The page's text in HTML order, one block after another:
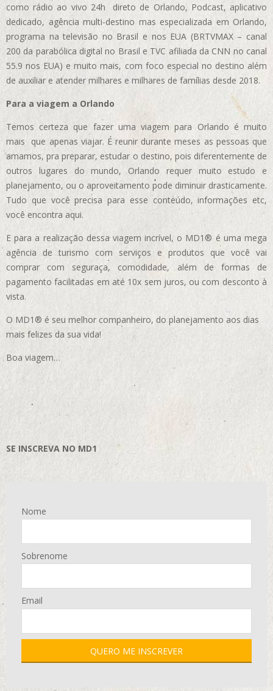
como rádio ao vivo 24h direto de Orlando, Podcast, aplicativo
dedicado, agência multi-destino mas especializada em Orlando,
programa na televisão no Brasil e nos EUA (BRTVMAX – canal
200 da parabólica digital no Brasil e TVC afiliada da CNN no canal
55.9 nos EUA) e muito mais, com foco especial no destino além
de auxiliar e atender milhares e milhares de famílias desde 2018.
Para a viagem a Orlando
Temos certeza que fazer uma viagem para Orlando é muito
mais que apenas viajar. É reunir durante meses as pessoas que
amamos, pra preparar, estudar o destino, pois diferentemente de
outros lugares do mundo, Orlando requer muito estudo e
planejamento, ou o aproveitamento pode diminuir drasticamente.
Tudo que você precisa para esse conteúdo, informações etc,
você encontra aqui.
E para a realização dessa viagem incrível, o MD1® é uma mega
agência de turismo com serviços e produtos que você vai
comprar com seguraça, comodidade, além de formas de
pagamento facilitadas em até 10x sem juros, ou com desconto à
vista.
O MD1® é seu melhor companheiro, do planejamento aos dias
mais felizes da sua vida!
Boa viagem…
SE INSCREVA NO MD1
Nome
Sobrenome
Email